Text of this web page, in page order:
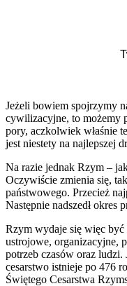
Jeżeli bowiem spojrzymy
cywilizacyjne, to możemy
pory, aczkolwiek właśnie
jest niestety na najlepszej
Na razie jednak Rzym –
Oczywiście zmienia się,
państwowego. Przecież
Następnie nadszedł okres
Rzym wydaje się więc
ustrojowe, organizacyjne,
potrzeb czasów oraz
cesarstwo istnieje po 476
Świętego Cesarstwa